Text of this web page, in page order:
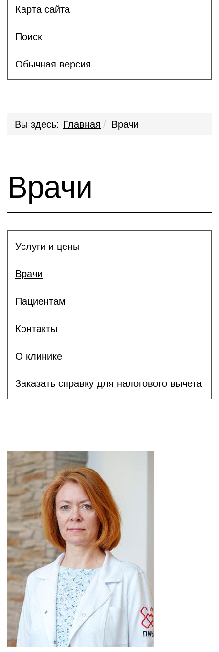
Карта сайта
Поиск
Обычная версия
Вы здесь: Главная Врачи
Врачи
Услуги и цены
Врачи
Пациентам
Контакты
О клинике
Заказать справку для налогового вычета